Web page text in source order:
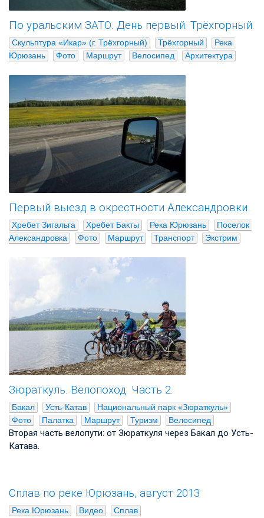
По уральским ЗАТО. День первый. Трёхгорный.
Скульптура «Икар» (г. Трёхгорный) Трёхгорный
Река
Юрюзань
Фото Маршрут Велосипед Архитектура
Первый выезд в окрестности Александровки
Хребет Зигальга Хребет Бакты Река Юрюзань
Поселок
Александровка
Фото Маршрут Транспорт Экстрим
Зюраткуль. Велопоход. Часть 2.
Бакал Усть-Катав
Национальный парк «Зюраткуль»
Фото
Палатка Маршрут Туризм Велосипед
Вторая часть велопути: от Зюраткуля через Бакал до Усть-
Катава.
Сплав по реке Юрюзань, август 2013
Река Юрюзань Видео Сплав